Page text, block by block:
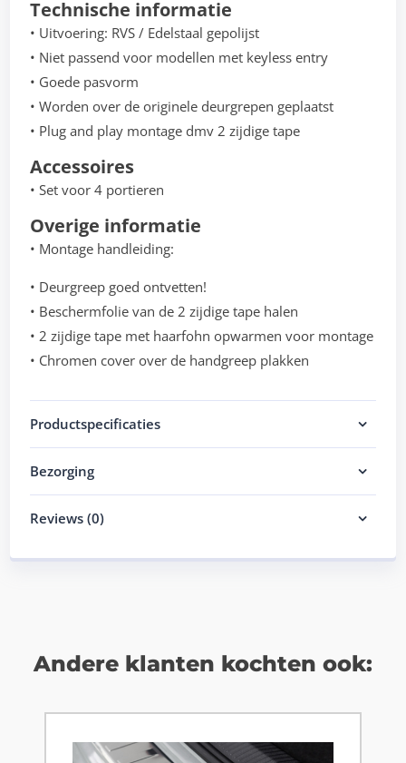
Technische informatie
• Uitvoering: RVS / Edelstaal gepolijst
• Niet passend voor modellen met keyless entry
• Goede pasvorm
• Worden over de originele deurgrepen geplaatst
• Plug and play montage dmv 2 zijdige tape
Accessoires
• Set voor 4 portieren
Overige informatie
• Montage handleiding:
• Deurgreep goed ontvetten!
• Beschermfolie van de 2 zijdige tape halen
• 2 zijdige tape met haarfohn opwarmen voor montage
• Chromen cover over de handgreep plakken
Productspecificaties
Bezorging
Reviews (0)
Andere klanten kochten ook: